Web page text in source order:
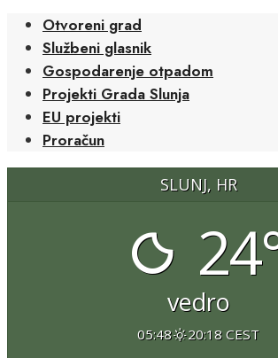
Otvoreni grad
Službeni glasnik
Gospodarenje otpadom
Projekti Grada Slunja
EU projekti
Proračun
SLUNJ, HR
vedro
05:48 20:18 CEST